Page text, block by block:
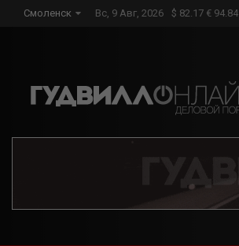
Смоленск Вс, 9 Авг, 2026 $ 82.17 € 94.84